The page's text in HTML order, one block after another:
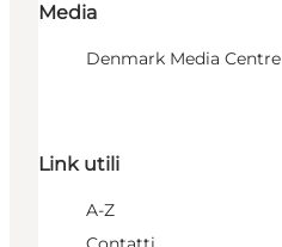
Media
Denmark Media Centre
Link utili
A-Z